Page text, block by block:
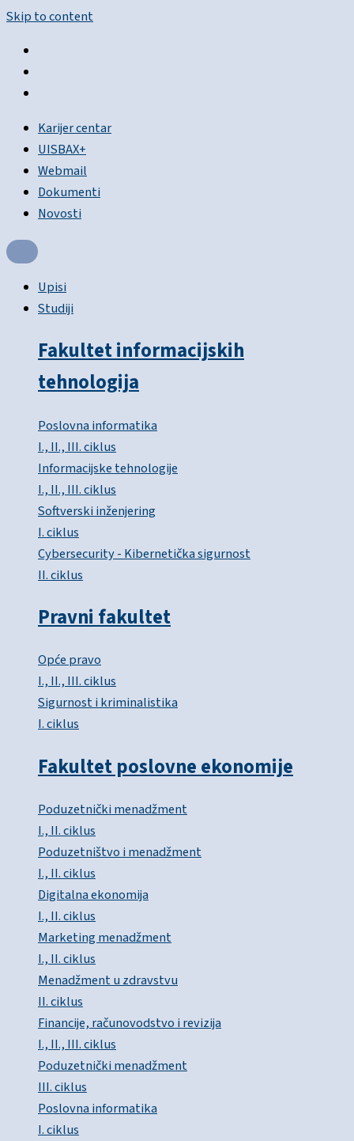
Skip to content
Karijer centar
UISBAX+
Webmail
Dokumenti
Novosti
Upisi
Studiji
Fakultet informacijskih
tehnologija
Poslovna informatika
I., II., III. ciklus
Informacijske tehnologije
I., II., III. ciklus
Softverski inženjering
I. ciklus
Cybersecurity - Kibernetička sigurnost
II. ciklus
Pravni fakultet
Opće pravo
I., II., III. ciklus
Sigurnost i kriminalistika
I. ciklus
Fakultet poslovne ekonomije
Poduzetnički menadžment
I., II. ciklus
Poduzetništvo i menadžment
I., II. ciklus
Digitalna ekonomija
I., II. ciklus
Marketing menadžment
I., II. ciklus
Menadžment u zdravstvu
II. ciklus
Financije, računovodstvo i revizija
I., II., III. ciklus
Poduzetnički menadžment
III. ciklus
Poslovna informatika
I. ciklus